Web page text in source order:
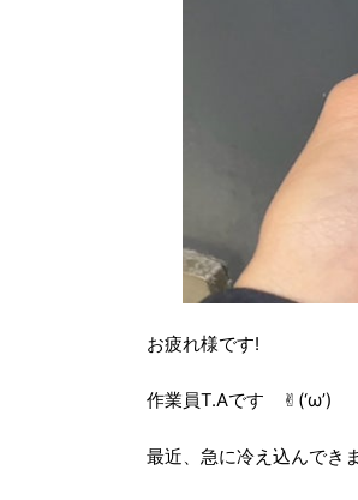
お疲れ様です!
作業員T.Aです ✌︎(‘ω’)
最近、急に冷え込んでき